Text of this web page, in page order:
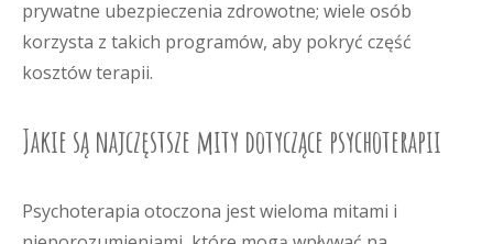
prywatne ubezpieczenia zdrowotne; wiele osób
korzysta z takich programów, aby pokryć część
kosztów terapii.
Jakie są najczęstsze mity dotyczące psychoterapii
Psychoterapia otoczona jest wieloma mitami i